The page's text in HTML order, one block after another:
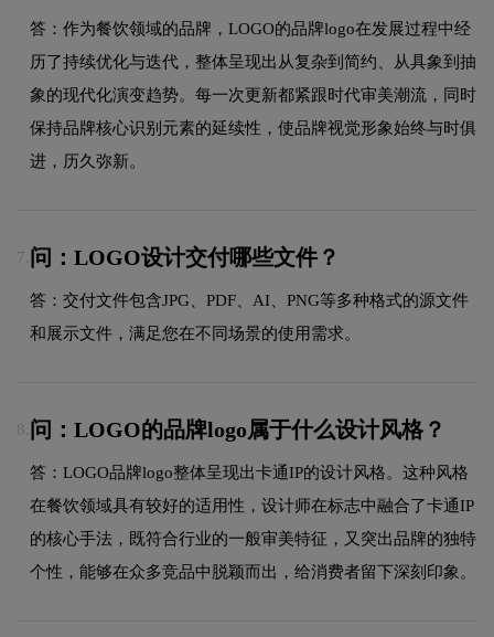
答：作为餐饮领域的品牌，LOGO的品牌logo在发展过程中经
历了持续优化与迭代，整体呈现出从复杂到简约、从具象到抽
象的现代化演变趋势。每一次更新都紧跟时代审美潮流，同时
保持品牌核心识别元素的延续性，使品牌视觉形象始终与时俱
进，历久弥新。
7. 问：LOGO设计交付哪些文件？
答：交付文件包含JPG、PDF、AI、PNG等多种格式的源文件
和展示文件，满足您在不同场景的使用需求。
8. 问：LOGO的品牌logo属于什么设计风格？
答：LOGO品牌logo整体呈现出卡通IP的设计风格。这种风格
在餐饮领域具有较好的适用性，设计师在标志中融合了卡通IP
的核心手法，既符合行业的一般审美特征，又突出品牌的独特
个性，能够在众多竞品中脱颖而出，给消费者留下深刻印象。